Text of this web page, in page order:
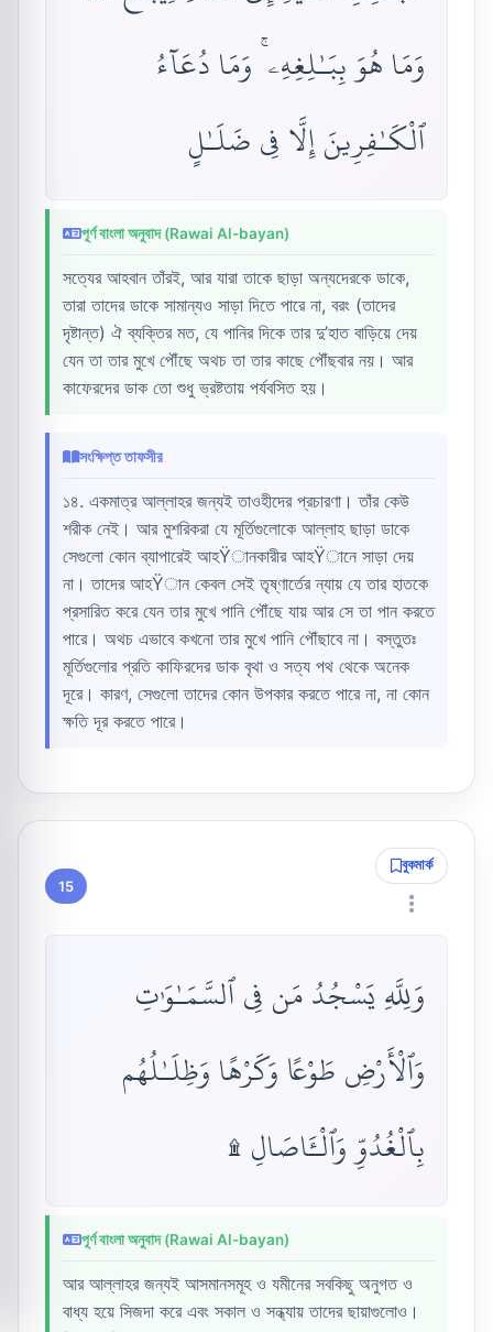
وَمَا هُوَ بِبَـٰلِغِهِۦ ۚ وَمَا دُعَآءُ
ٱلْكَـٰفِرِينَ إِلَّا فِى ضَلَـٰلٍ
পূর্ণ বাংলা অনুবাদ (Rawai Al-bayan)
সত্যের আহবান তাঁরই, আর যারা তাকে ছাড়া অন্যদেরকে ডাকে,
তারা তাদের ডাকে সামান্যও সাড়া দিতে পারে না, বরং (তাদের
দৃষ্টান্ত) ঐ ব্যক্তির মত, যে পানির দিকে তার দু’হাত বাড়িয়ে দেয়
যেন তা তার মুখে পৌঁছে অথচ তা তার কাছে পৌঁছবার নয়। আর
কাফেরদের ডাক তো শুধু ভ্রষ্টতায় পর্যবসিত হয়।
সংক্ষিপ্ত তাফসীর
১৪. একমাত্র আল্লাহর জন্যই তাওহীদের প্রচারণা। তাঁর কেউ
শরীক নেই। আর মুশরিকরা যে মূর্তিগুলোকে আল্লাহ ছাড়া ডাকে
সেগুলো কোন ব্যাপারেই আহŸানকারীর আহŸানে সাড়া দেয়
না। তাদের আহŸান কেবল সেই তৃষ্ণার্তের ন্যায় যে তার হাতকে
প্রসারিত করে যেন তার মুখে পানি পৌঁছে যায় আর সে তা পান করতে
পারে। অথচ এভাবে কখনো তার মুখে পানি পৌঁছাবে না। বস্তুতঃ
মূর্তিগুলোর প্রতি কাফিরদের ডাক বৃথা ও সত্য পথ থেকে অনেক
দূরে। কারণ, সেগুলো তাদের কোন উপকার করতে পারে না, না কোন
ক্ষতি দূর করতে পারে।
15
বুকমার্ক
وَلِلَّهِ يَسْجُدُ مَن فِى ٱلسَّمَـٰوَٰتِ
وَٱلْأَرْضِ طَوْعًا وَكَرْهًا وَظِلَـٰلُهُم
بِٱلْغُدُوِّ وَٱلْـَٔاصَالِ ۩
পূর্ণ বাংলা অনুবাদ (Rawai Al-bayan)
আর আল্লাহর জন্যই আসমানসমূহ ও যমীনের সবকিছু অনুগত ও
বাধ্য হয়ে সিজদা করে এবং সকাল ও সন্ধ্যায় তাদের ছায়াগুলোও।